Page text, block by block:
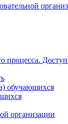
процесса.
обучающихся
организации